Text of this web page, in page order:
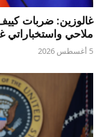
غالوزين: ضربات كييف
ملاحي واستخباراتي
5 أغسطس 2026